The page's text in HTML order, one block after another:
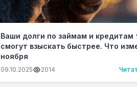
Ваши долги по займам и кредитам
смогут взыскать быстрее. Что
ноября
09.10.2025 2014